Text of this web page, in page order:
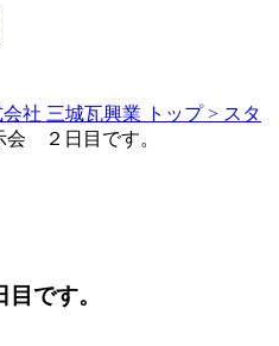
社 三城瓦興業 トップ > スタ
会 ２日目です。
です。